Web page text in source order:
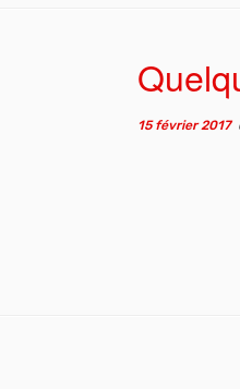
15 février 2017